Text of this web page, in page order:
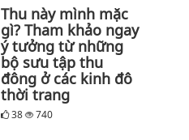
Thu này mình mặc
gì? Tham khảo ngay
ý tưởng từ những
bộ sưu tập thu
đông ở các kinh đô
thời trang
38 740